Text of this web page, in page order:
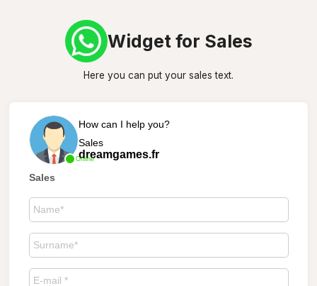
Widget for Sales
Here you can put your sales text.
Online
How can I help you?
Sales
dreamgames.fr
Sales